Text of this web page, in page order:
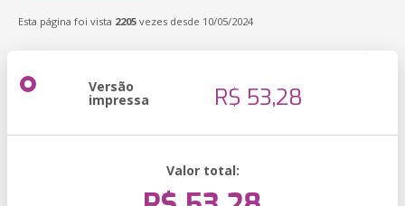
Esta página foi vista 2205 vezes desde 10/05/2024
Versão
impressa R$ 53,28
Valor total: